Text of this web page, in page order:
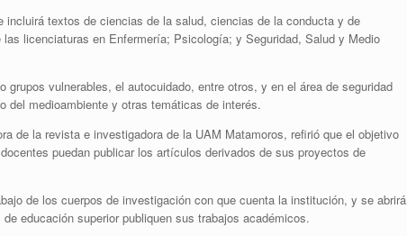
incluirá textos de ciencias de la salud, ciencias de la conducta y de
licenciaturas en Enfermería; Psicología; y Seguridad, Salud y Medio
vulnerables, el autocuidado, entre otros, y en el área de seguridad
del medioambiente y otras temáticas de interés.
de la revista e investigadora de la UAM Matamoros, refirió que el objetivo
puedan publicar los artículos derivados de sus proyectos de
de los cuerpos de investigación con que cuenta la institución, y se abrirá
educación superior publiquen sus trabajos académicos.